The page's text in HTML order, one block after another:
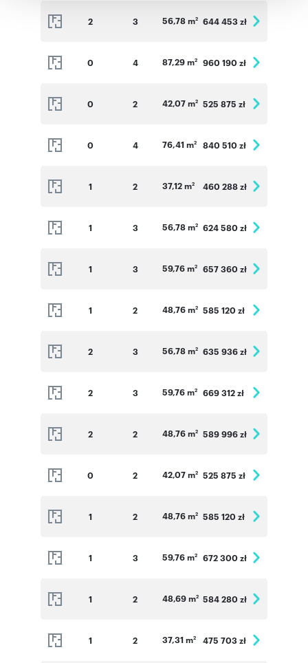
2 3 56,78 m2 644 453 zł
0 4 87,29 m2 960 190 zł
0 2 42,07 m2 525 875 zł
0 4 76,41 m2 840 510 zł
1 2 37,12 m2 460 288 zł
1 3 56,78 m2 624 580 zł
1 3 59,76 m2 657 360 zł
1 2 48,76 m2 585 120 zł
2 3 56,78 m2 635 936 zł
2 3 59,76 m2 669 312 zł
2 2 48,76 m2 589 996 zł
0 2 42,07 m2 525 875 zł
1 2 48,76 m2 585 120 zł
1 3 59,76 m2 672 300 zł
1 2 48,69 m2 584 280 zł
1 2 37,31 m2 475 703 zł